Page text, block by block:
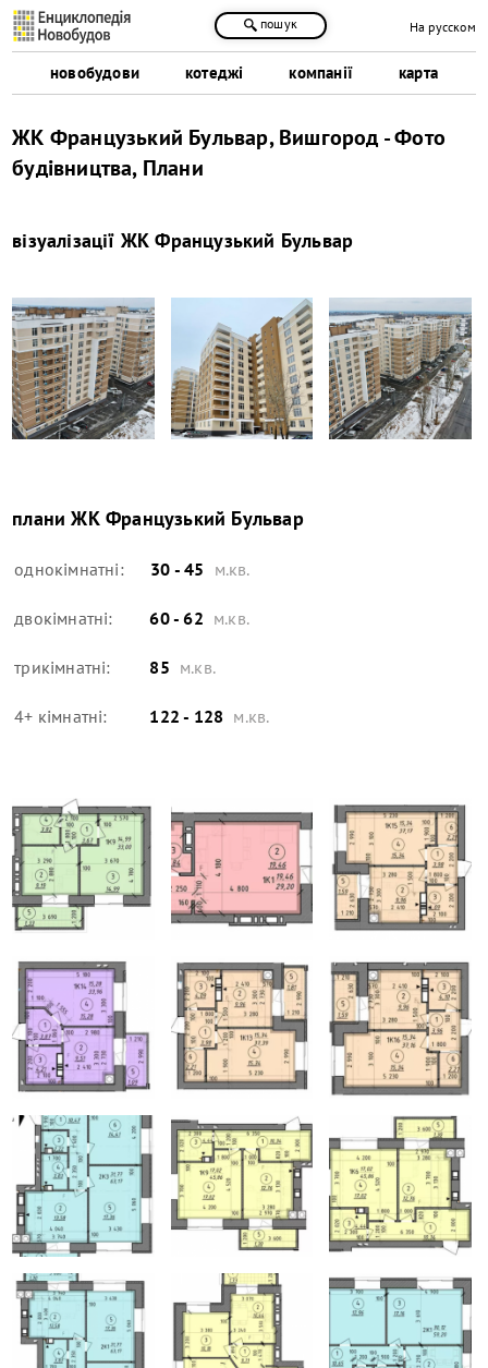
новобудови котеджі компанії карта
пошук На русском
ЖК Французький Бульвар, Вишгород - Фото
будівництва, Плани
візуалізації ЖК Французький Бульвар
планиЖК Французький Бульвар
однокімнатні: 30 - 45 м.кв.
двокімнатні: 60 - 62 м.кв.
трикімнатні: 85 м.кв.
4+ кімнатні: 122 - 128 м.кв.